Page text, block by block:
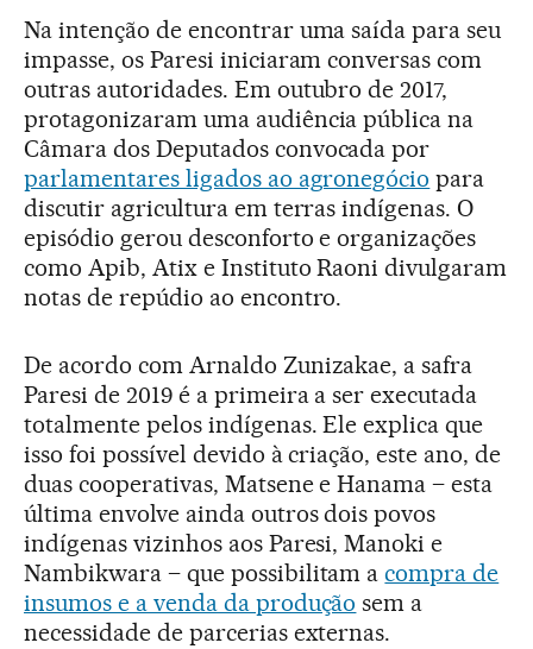
Na intenção de encontrar uma saída para seu
impasse, os Paresi iniciaram conversas com
outras autoridades. Em outubro de 2017,
protagonizaram uma audiência pública na
Câmara dos Deputados convocada por
parlamentares ligados ao agronegócio para
discutir agricultura em terras indígenas. O
episódio gerou desconforto e organizações
como Apib, Atix e Instituto Raoni divulgaram
notas de repúdio ao encontro.
De acordo com Arnaldo Zunizakae, a safra
Paresi de 2019 é a primeira a ser executada
totalmente pelos indígenas. Ele explica que
isso foi possível devido à criação, este ano, de
duas cooperativas, Matsene e Hanama – esta
última envolve ainda outros dois povos
indígenas vizinhos aos Paresi, Manoki e
Nambikwara – que possibilitam acompra de
insumos e a venda da produção sem a
necessidade de parcerias externas.